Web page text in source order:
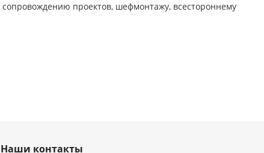
проектов, шефмонтажу, всестороннему
Наши контакты